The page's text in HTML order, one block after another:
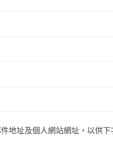
地址及個人網站網址，以供下